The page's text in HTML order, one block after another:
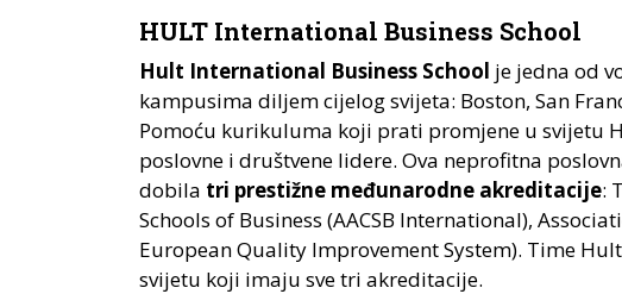
HULT International Business School
Hult International Business School je jedna od
kampusima diljem cijelog svijeta: Boston, San
Pomoću kurikuluma koji prati promjene u svijetu
poslovne i društvene lidere. Ova neprofitna
dobila tri prestižne međunarodne akreditacije:
Schools of Business (AACSB International),
European Quality Improvement System). Time
svijetu koji imaju sve tri akreditacije.